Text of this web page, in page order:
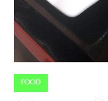
FOOD